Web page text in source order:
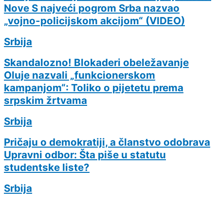
Nove S najveći pogrom Srba nazvao
„vojno-policijskom akcijom“ (VIDEO)
Srbija
Skandalozno! Blokaderi obeležavanje
Oluje nazvali „funkcionerskom
kampanjom“: Toliko o pijetetu prema
srpskim žrtvama
Srbija
Pričaju o demokratiji, a članstvo odobrava
Upravni odbor: Šta piše u statutu
studentske liste?
Srbija